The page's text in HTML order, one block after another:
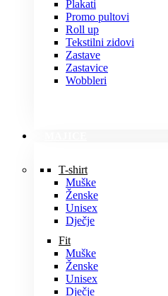
Plakati
Promo pultovi
Roll up
Tekstilni zidovi
Zastave
Zastavice
Wobbleri
T-shirt
Muške
Ženske
Unisex
Dječje
Fit
Muške
Ženske
Unisex
Dječje